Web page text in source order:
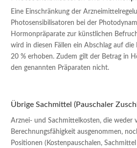
Eine Einschränkung der
Photosensibilisatoren bei der
Hormonpräparate zur künstlichen
wird in diesen Fällen ein Abschlag auf
20 % erhoben. Zudem gilt der Betrag in
den genannten Präparaten nicht.
Übrige Sachmittel (Pauschaler
Arznei- und Sachmittelkosten, die weder
Berechnungsfähigkeit ausgenommen,
Positionen (Kostenpauschalen,